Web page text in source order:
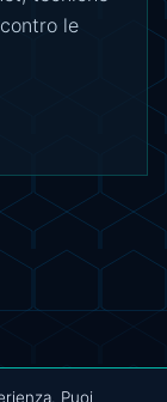
le
·COOKIE POLICY
Puoi